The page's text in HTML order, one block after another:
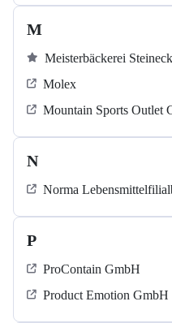
M
Meisterbäckerei
Molex
Mountain Sports Outlet
N
Norma
P
ProContain GmbH
Product Emotion GmbH